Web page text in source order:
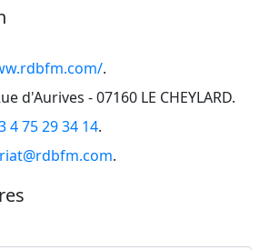
.
d'Aurives - 07160 LE CHEYLARD.
4 75 29 34 14.
.